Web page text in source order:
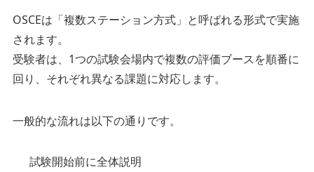
OSCEは「複数ステーション方式」と呼ばれる形式で実施
されます。
受験者は、1つの試験会場内で複数の評価ブースを順番に
回り、それぞれ異なる課題に対応します。
一般的な流れは以下の通りです。
試験開始前に全体説明